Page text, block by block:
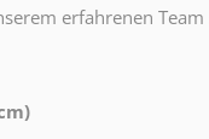
erfahrenen